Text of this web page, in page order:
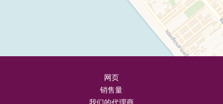
网页
销售量
我们的代理商